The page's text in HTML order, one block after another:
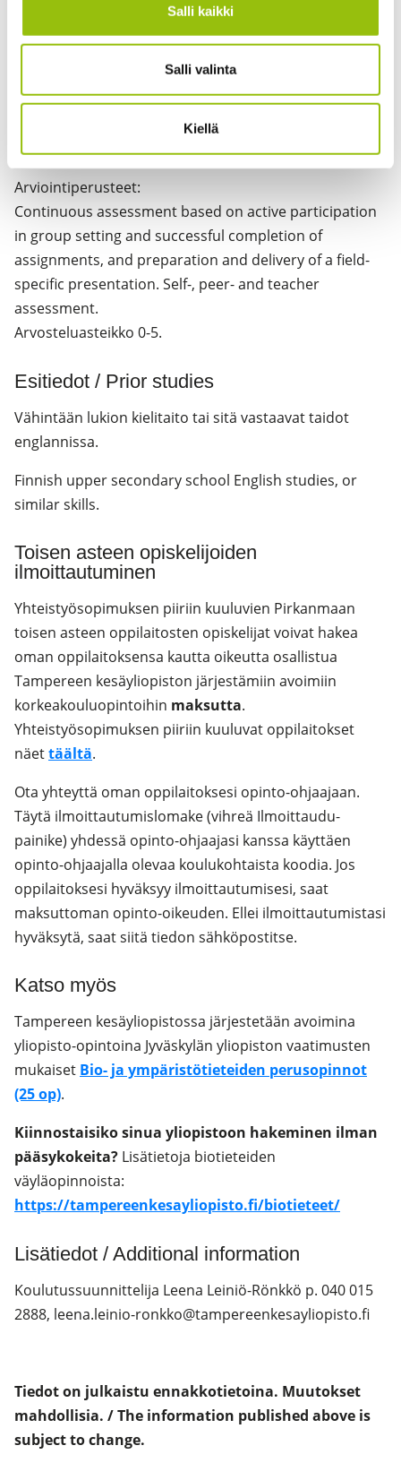
Salli kaikki
Salli valinta
Kiellä
Teaching
General and small group discussions, field-specific
individual presentations, problem-solving tasks.
%:n läsnäoloa opetustunneilla.
Arviointiperusteet:
Continuous assessment based on active participation
in group setting and successful completion of
assignments, and preparation and delivery of a field-
specific presentation. Self-, peer- and teacher
assessment.
Arvosteluasteikko 0-5.
Esitiedot / Prior studies
Vähintään lukion kielitaito tai sitä vastaavat taidot
englannissa.
Finnish upper secondary school English studies, or
similar skills.
Toisen asteen opiskelijoiden
ilmoittautuminen
Yhteistyösopimuksen piiriin kuuluvien Pirkanmaan
toisen asteen oppilaitosten opiskelijat voivat hakea
oman oppilaitoksensa kautta oikeutta osallistua
Tampereen kesäyliopiston järjestämiin avoimiin
korkeakouluopintoihin maksutta.
Yhteistyösopimuksen piiriin kuuluvat oppilaitokset
näettäältä.
Ota yhteyttä oman oppilaitoksesi opinto-ohjaajaan.
Täytä ilmoittautumislomake (vihreä Ilmoittaudu-
painike) yhdessä opinto-ohjaajasi kanssa käyttäen
opinto-ohjaajalla olevaa koulukohtaista koodia. Jos
oppilaitoksesi hyväksyy ilmoittautumisesi, saat
maksuttoman opinto-oikeuden. Ellei ilmoittautumistasi
hyväksytä, saat siitä tiedon sähköpostitse.
Katso myös
Tampereen kesäyliopistossa järjestetään avoimina
yliopisto-opintoina Jyväskylän yliopiston vaatimusten
mukaiset Bio- ja ympäristötieteiden perusopinnot
(25 op).
Kiinnostaisiko sinua yliopistoon hakeminen ilman
pääsykokeita? Lisätietoja biotieteiden
väyläopinnoista:
https://tampereenkesayliopisto.fi/biotieteet/
Lisätiedot / Additional information
Koulutussuunnittelija Leena Leiniö-Rönkkö p. 040 015
2888, leena.leinio-ronkko@tampereenkesayliopisto.fi
Tiedot on julkaistu ennakkotietoina. Muutokset
mahdollisia. /The information published above is
subject to change.